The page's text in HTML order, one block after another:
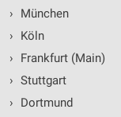
›
München
›
Köln
›
Frankfurt (Main)
› Stuttgart
›
Dortmund